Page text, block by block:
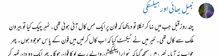
نبیل بھائی اور ہیلسنکی
چند روز قبل جب میں نہا کر نکلا تو دیکھا کہ فون پر ایک مس کال آئی ہوئی تھی۔ نمبر چیک کیا تو بیرون
ملک سے کال تھی۔ خیر میں نے ٹیکسٹ کیا کہ اب کال کر لیں میں فون کے پاس موجود ہوں۔ پھر